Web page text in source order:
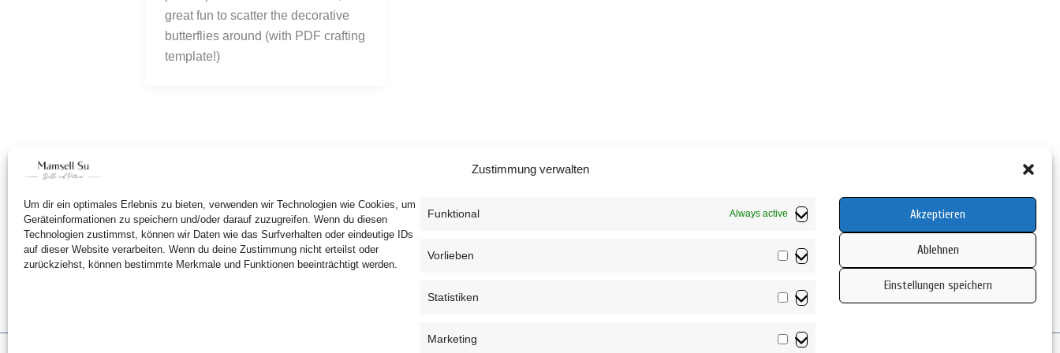
Zustimmung verwalten
Um dir ein optimales Erlebnis zu bieten, verwenden wir Technologien wie Cookies, um
Geräteinformationen zu speichern und/oder darauf zuzugreifen. Wenn du diesen
Technologien zustimmst, können wir Daten wie das Surfverhalten oder eindeutige IDs
auf dieser Website verarbeiten. Wenn du deine Zustimmung nicht erteilst oder
zurückziehst, können bestimmte Merkmale und Funktionen beeinträchtigt werden.
Funktional Always active
Vorlieben
Vorlieben
Statistiken
Statistiken
Marketing
Marketing
Akzeptieren
Ablehnen
Einstellungen speichern
great fun to scatter the decorative
butterflies around (with PDF crafting
template!)